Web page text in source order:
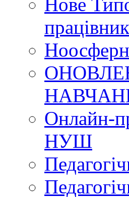
Онлайн-
НУШ